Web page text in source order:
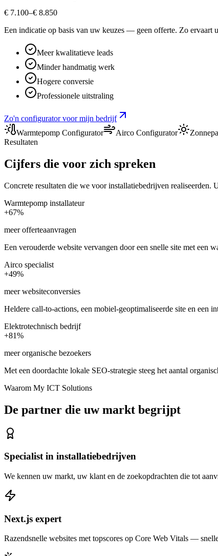
€ 7.100–€ 8.850
Een indicatie op basis van uw keuzes — geen offerte. Zo ervaart
Meer kwalitatieve leads
Minder handmatig werk
Hogere conversie
Professionele uitstraling
Zo'n configurator voor mijn bedrijf
Warmtepomp Configurator
Airco Configurator
Resultaten
Cijfers die voor zich spreken
Concrete resultaten die we voor installatiebedrijven realiseerden.
Warmtepomp installateur
+67%
meer offerteaanvragen
Een verouderde website vervangen door een snelle site met een
Airco specialist
+49%
meer websiteconversies
Heldere call-to-actions, een mobiel-geoptimaliseerde site en een
Elektrotechnisch bedrijf
+81%
meer organische bezoekers
Met een doordachte lokale SEO-strategie steeg het aantal
Waarom My ICT Solutions
De partner die uw markt begrijpt
Specialist in installatiebedrijven
We kennen uw markt, uw klant en de zoekopdrachten die tot
Next.js expert
Razendsnelle websites met topscores op Core Web Vitals —